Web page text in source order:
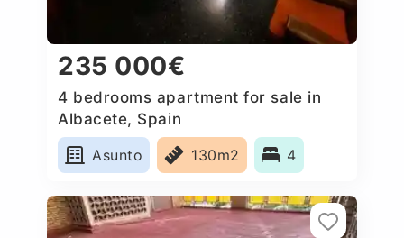
235 000€
4 bedrooms apartment for sale in
Albacete, Spain
Asunto
130m2 4